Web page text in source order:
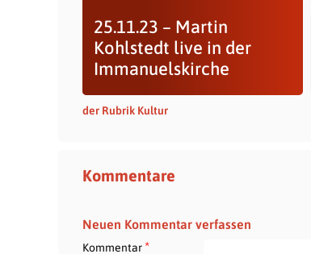
25.11.23 – Martin
Kohlstedt live in der
Immanuelskirche
der Rubrik Kultur
Kommentare
Neuen Kommentar verfassen
Kommentar*